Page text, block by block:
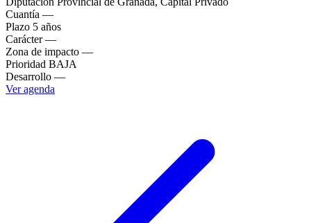
Cuantía —
Plazo 5 años
Carácter —
Zona de impacto —
Prioridad BAJA
Desarrollo —
Ver agenda